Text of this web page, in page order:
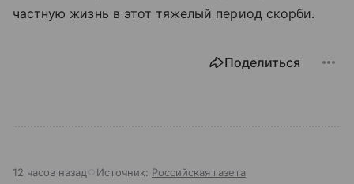
частную жизнь в этот тяжелый период скорби.
Поделиться
12 часов назад Источник: Российская газета